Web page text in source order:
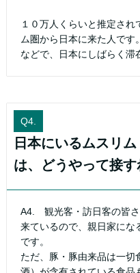
１０万人くらいと推定さ
ム圏から日本に来た人で
などで、日本にしばらく滞
Q4.
日本にいるムスリ
は、どうやって接
A4. 観光客・訪日客の皆
来ているので、親日家にな
です。
ただ、豚・豚由来品は一切